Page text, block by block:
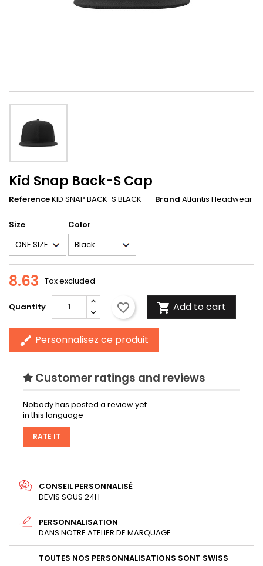
Kid Snap Back-S Cap
ReferenceKID SNAP BACK-S BLACK Brand Atlantis Headwear
Size Color
8.63 Tax excluded
Quantity favorite_border  Add to cart
brush Personnalisez ce produit
Customer ratings and reviews
Nobody has posted a review yet
in this language
RATE IT
CONSEIL PERSONNALISÉ
DEVIS SOUS 24H
PERSONNALISATION
DANS NOTRE ATELIER DE MARQUAGE
TOUTES NOS PERSONNALISATIONS SONT SWISS